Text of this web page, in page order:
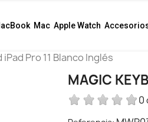
Mac Apple Watch
Pro 11 Blanco Inglés
MAGIC
0